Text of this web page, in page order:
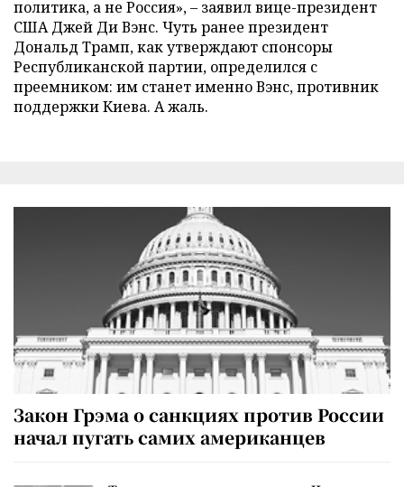
политика, а не Россия», – заявил вице-президент
США Джей Ди Вэнс. Чуть ранее президент
Дональд Трамп, как утверждают спонсоры
Республиканской партии, определился с
преемником: им станет именно Вэнс, противник
поддержки Киева. А жаль.
Закон Грэма о санкциях против России
начал пугать самих американцев